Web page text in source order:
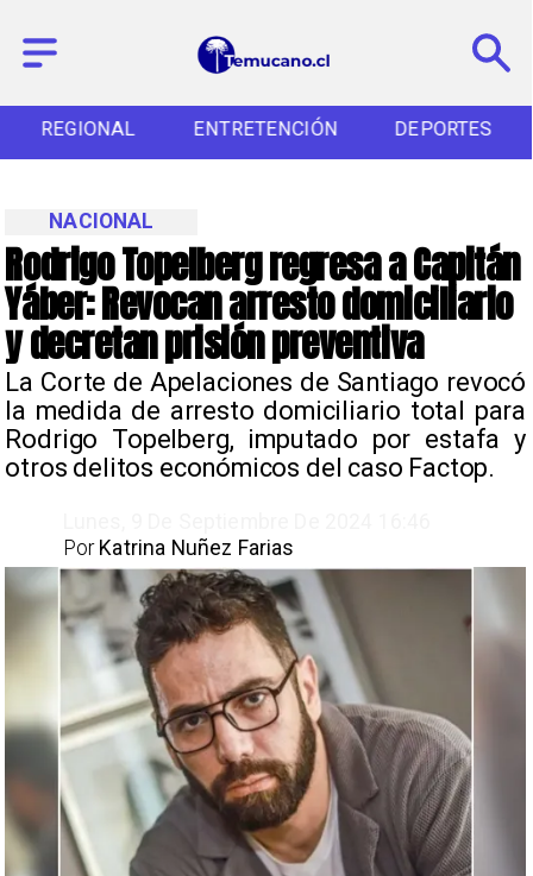
REGIONAL ENTRETENCIÓN DEPORTES
Rodrigo Topelberg regresa a Capitán
Yáber: Revocan arresto domiciliario
y decretan prisión preventiva
​La Corte de Apelaciones de Santiago revocó
la medida de arresto domiciliario total para
Rodrigo Topelberg, imputado por estafa y
otros delitos económicos del caso Factop.
NACIONAL
Katrina Nuñez Farias
Por